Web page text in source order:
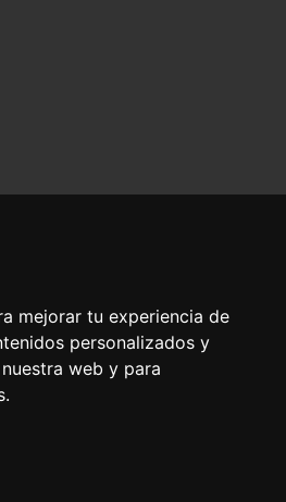
mejorar tu experiencia de
personalizados y
web y para